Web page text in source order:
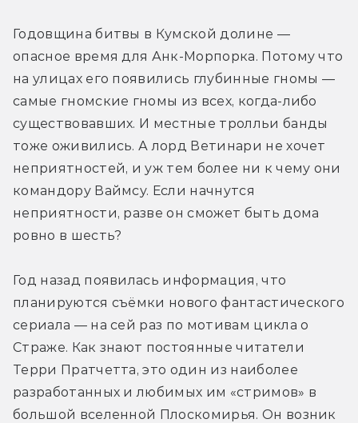
Годовщина битвы в Кумской долине —
опасное время для Анк-Морпорка. Потому что
на улицах его появились глубинные гномы —
самые гномские гномы из всех, когда-либо
существовавших. И местные тролльи банды
тоже оживились. А лорд Ветинари не хочет
неприятностей, и уж тем более ни к чему они
командору Ваймсу. Если начнутся
неприятности, разве он сможет быть дома
ровно в шесть?
Год назад появилась информация, что
планируются съёмки нового фантастического
сериала — на сей раз по мотивам цикла о
Страже. Как знают постоянные читатели
Терри Пратчетта, это один из наиболее
разработанных и любимых им «стримов» в
большой вселенной Плоскомирья. Он возник